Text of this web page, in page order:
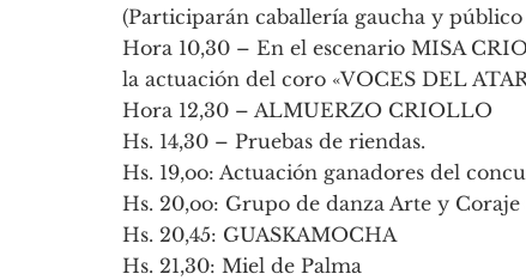
(Participarán caballería gaucha y
Hora 10,30 – En el escenario MISA
la actuación del coro «VOCES DEL
Hora 12,30 – ALMUERZO CRIOLLO
Hs. 14,30 – Pruebas de riendas.
Hs. 19,oo: Actuación ganadores del
Hs. 20,oo: Grupo de danza Arte y Coraje
Hs. 20,45: GUASKAMOCHA
Hs. 21,30: Miel de Palma